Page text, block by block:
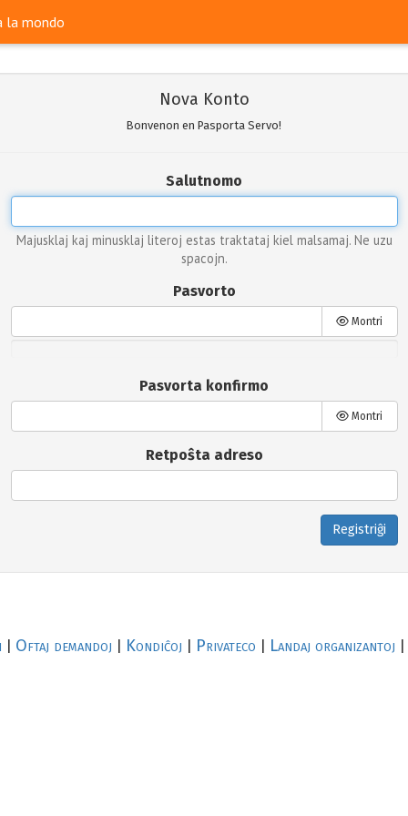
la mondo
Nova Konto
Bonvenon en Pasporta Servo!
Salutnomo
Majusklaj kaj minusklaj literoj estas traktataj kiel malsamaj. Ne uzu
spacojn.
Pasvorto
Montri
Pasvorta konfirmo
Montri
Retpoŝta adreso
Registriĝi
Oftaj demandoj Kondiĉoj Privateco Landaj organizantoj